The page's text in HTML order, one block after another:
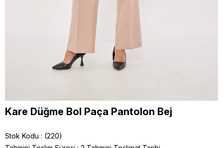
Kare Düğme Bol Paça Pantolon Bej
Stok Kodu
(220)